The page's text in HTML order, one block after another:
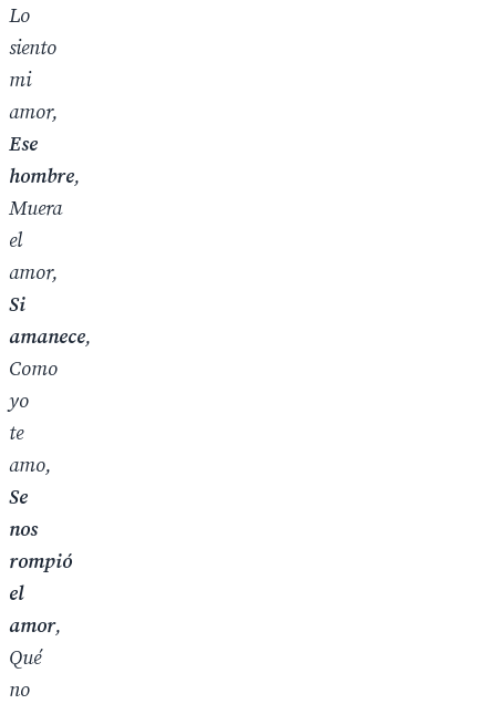
Lo
siento
mi
amor,
Ese
hombre,
Muera
el
amor,
Si
amanece,
Como
yo
te
amo,
Se
nos
rompió
el
amor,
Qué
no